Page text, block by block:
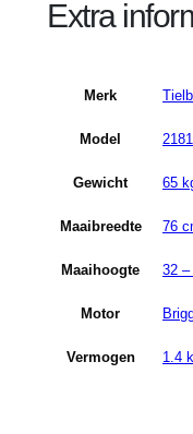
Extra
Merk
Model
Gewicht 65
Maaibreedte 76
Maaihoogte 32 –
Motor
Vermogen 1.4